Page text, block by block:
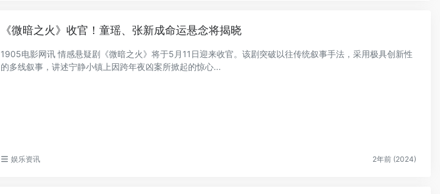
《微暗之火》收官！童瑶、张新成命运悬念将揭晓
1905电影网讯 情感悬疑剧《微暗之火》将于5月11日迎来收官。该剧突破以往传统叙事手法，采用极具创新性
的多线叙事，讲述宁静小镇上因跨年夜凶案所掀起的惊心...
娱乐资讯 2年前 (2024)